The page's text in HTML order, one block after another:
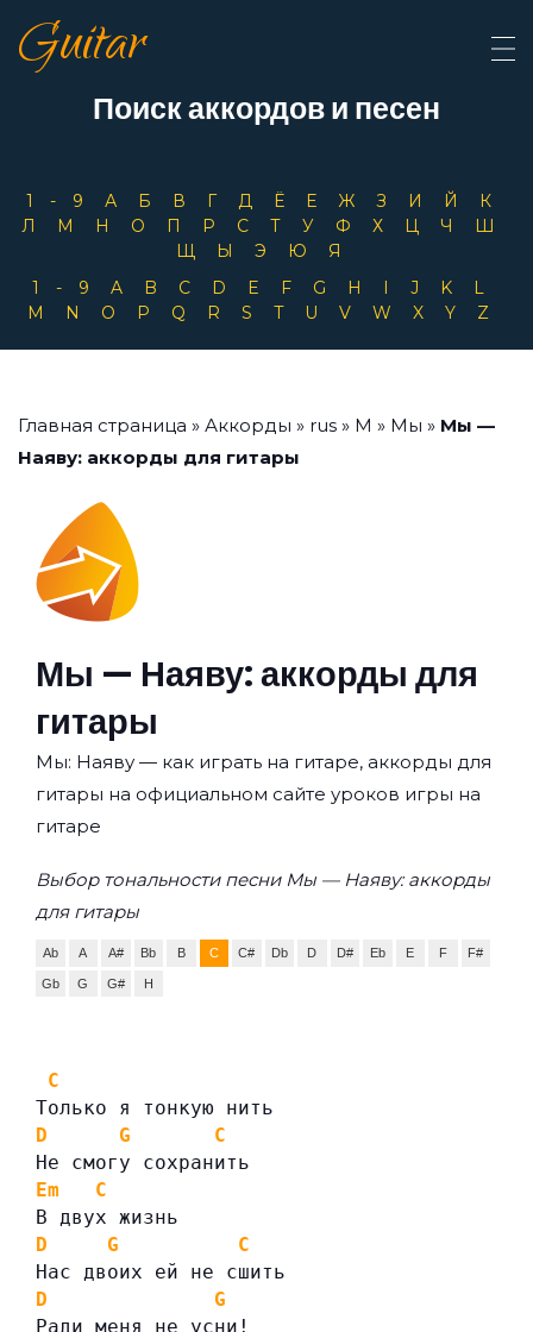
Guitar
Поиск аккордов и песен
1-9 А Б В Г Д Ё Е Ж З И Й
К
Л
М Н О П Р С Т У Ф Х Ц Ч
Ш
Щ
Ы Э Ю
Я
1-9
A B C D E F G H I J K
L
M
N O P Q R S T U V W X Y Z
Главная страница » Аккорды » rus » М » Мы » Мы —
Наяву: аккорды для гитары
Мы — Наяву: аккорды для
гитары
Мы: Наяву — как играть на гитаре, аккорды для
гитары на официальном сайте уроков игры на
гитаре
Выбор тональности песни Мы — Наяву: аккорды
для гитары
Ab A A# Bb B C C# Db D D# Eb E F F#
Gb G G# H
C
Только я тонкую нить
D
G
C
Не смогу сохранить
Em
C
В двух жизнь
D
G
C
Нас двоих ей не сшить
D
G
Ради меня не усни!